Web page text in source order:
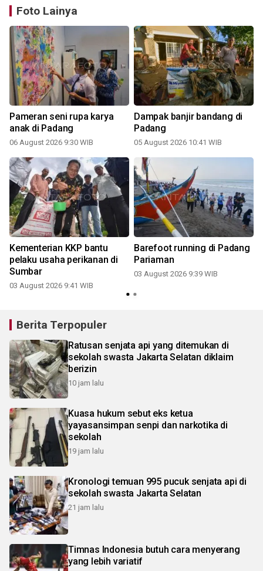
Foto Lainya
Pameran seni rupa karya
anak di Padang
06 August 2026 9:30 WIB
Dampak banjir bandang di
Padang
05 August 2026 10:41 WIB
Kementerian KKP bantu
pelaku usaha perikanan di
Sumbar
03 August 2026 9:41 WIB
Barefoot running di Padang
Pariaman
03 August 2026 9:39 WIB
Berita Terpopuler
Ratusan senjata api yang ditemukan di
sekolah swasta Jakarta Selatan diklaim
berizin
10 jam lalu
Kuasa hukum sebut eks ketua
yayasansimpan senpi dan narkotika di
sekolah
19 jam lalu
Kronologi temuan 995 pucuk senjata api di
sekolah swasta Jakarta Selatan
21 jam lalu
Timnas Indonesia butuh cara menyerang
yang lebih variatif